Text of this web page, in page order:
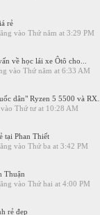
rẻ
vào Thứ năm at 3:29 PM
về học lái xe Ôtô cho...
vào Thứ năm at 6:33 AM
dân" Ryzen 5 5500 và RX...
Thứ tư at 10:28 AM
tại Phan Thiết
vào Thứ ba at 3:42 PM
Thuận
vào Thứ hai at 4:00 PM
rẻ đẹp